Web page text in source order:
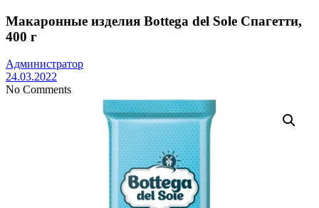
Макаронные изделия Bottega del Sole Спагетти,
400 г
Администратор
24.03.2022
No Comments